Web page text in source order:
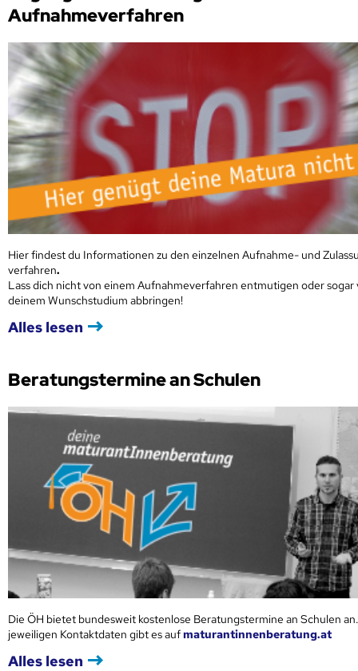
Aufnahmeverfahren
Hier findest du Informationen zu den einzelnen Aufnahme- und
verfahren.
Lass dich nicht von einem Aufnahmeverfahren entmutigen oder sogar
deinem Wunschstudium abbringen!
Alles lesen
Beratungstermine an Schulen
Die ÖH bietet bundesweit kostenlose Beratungstermine an Schulen
jeweiligen Kontaktdaten gibt es aufmaturantinnenberatung.at
Alles lesen